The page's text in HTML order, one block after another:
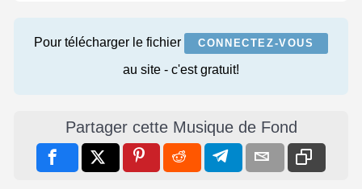
Pour télécharger le fichier CONNECTEZ-VOUS
au site - c'est gratuit!
Partager cette Musique de Fond